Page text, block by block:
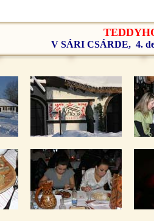
V SÁRI CSÁRDE, 4.